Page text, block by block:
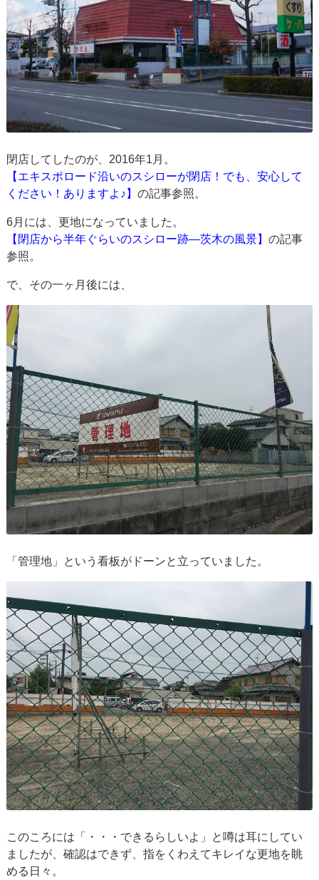
閉店してしたのが、2016年1月。
【エキスポロード沿いのスシローが閉店！でも、安心して
ください！ありますよ♪】の記事参照。
6月には、更地になっていました。
【閉店から半年ぐらいのスシロー跡―茨木の風景】の記事
参照。
で、その一ヶ月後には、
「管理地」という看板がドーンと立っていました。
このころには「・・・できるらしいよ」と噂は耳にしてい
ましたが、確認はできず、指をくわえてキレイな更地を眺
める日々。